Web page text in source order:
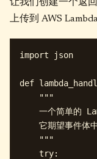
让我们创建一个返
上传到 AWS
import json
def
    """
一个简单的
它期望事件体
    """
    try: